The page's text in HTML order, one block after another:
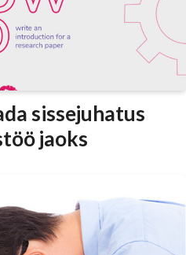
sissejuhatus
jaoks